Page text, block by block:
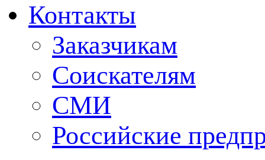
Контакты
Заказчикам
Соискателям
СМИ
Российские